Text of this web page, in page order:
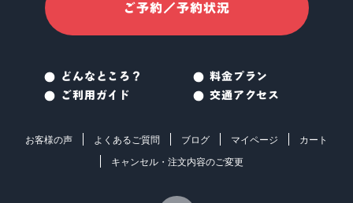
ご予約／予約状況
どんなところ？
料金プラン
ご利用ガイド
交通アクセス
お客様の声 よくあるご質問 ブログ マイページ
カート
キャンセル・注文内容のご変更